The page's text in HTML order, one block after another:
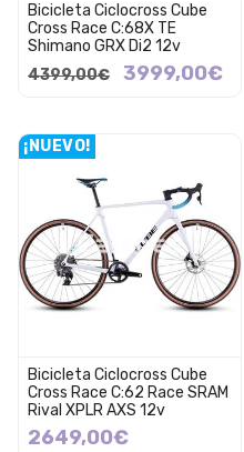
Bicicleta Ciclocross Cube
Cross Race C:68X TE
Shimano GRX Di2 12v
4399,00€
3999,00€
¡NUEVO!
Bicicleta Ciclocross Cube
Cross Race C:62 Race SRAM
Rival XPLR AXS 12v
2649,00€